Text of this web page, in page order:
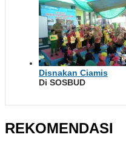
Disnakan Ciamis
Di SOSBUD
REKOMENDASI